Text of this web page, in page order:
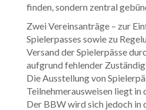
finden, sondern zentral
Zwei Vereinsanträge – zur
Spielerpasses sowie zu
Versand der Spielerpässe
aufgrund fehlender
Die Ausstellung von
Teilnehmerausweisen liegt in
Der BBW wird sich jedoch in